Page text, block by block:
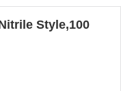
Style,100